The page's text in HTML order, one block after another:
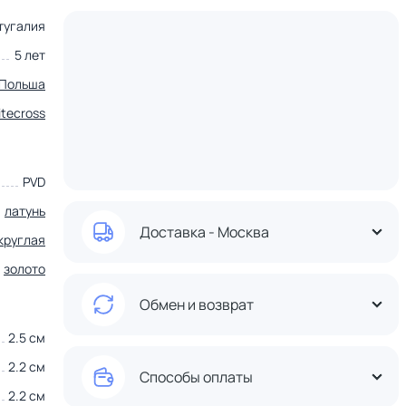
5 лет
Польша
PVD
латунь
золото
2.5 см
2.2 см
2.2 см
Доставка - Москва
Обмен и возврат
Способы оплаты